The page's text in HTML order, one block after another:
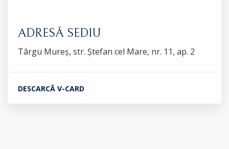
ADRESĂ SEDIU
Târgu Mureș, str. Ștefan cel Mare, nr. 11, ap. 2
DESCARCĂ V-CARD